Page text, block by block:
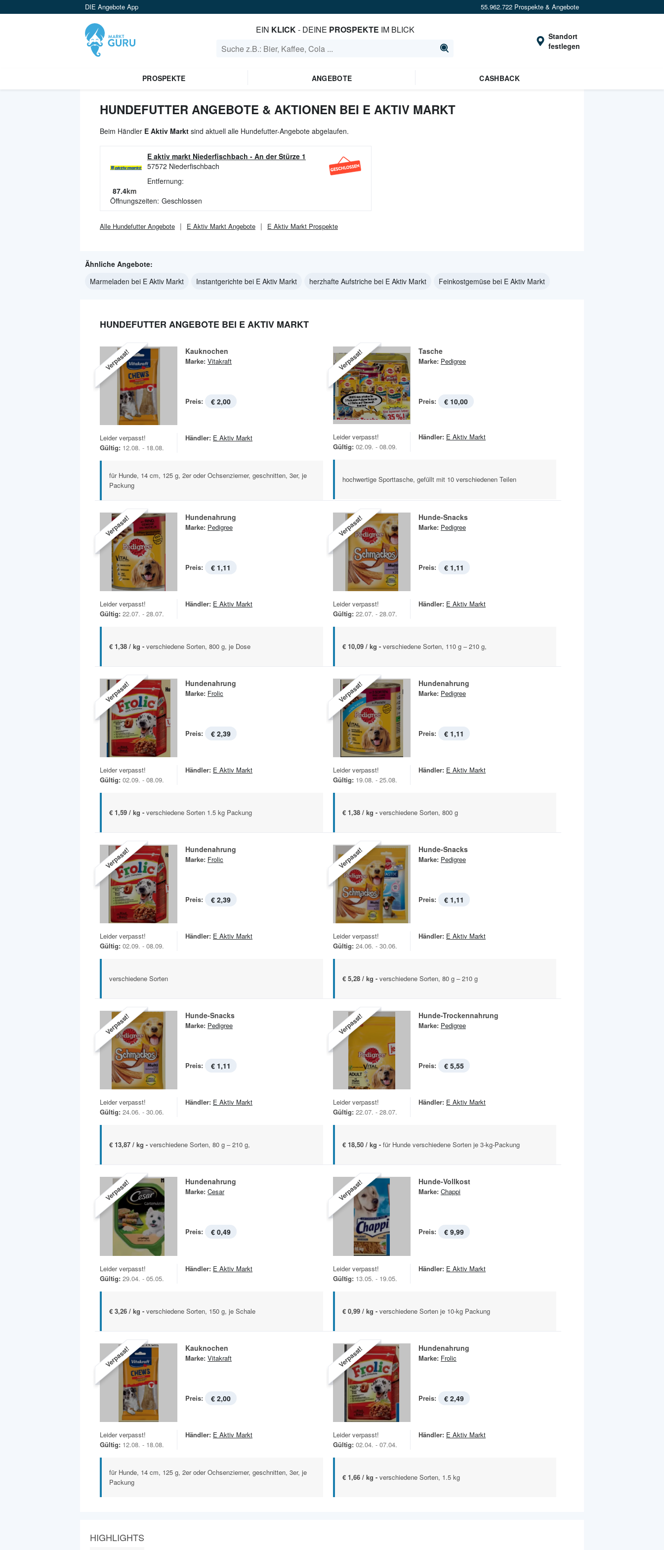
DIE Angebote App 55.962.722 Prospekte & Angebote
EIN KLICK- DEINE PROSPEKTE IM BLICK
Standort
festlegen
PROSPEKTE ANGEBOTE CASHBACK
HUNDEFUTTER ANGEBOTE & AKTIONEN BEI E AKTIV MARKT
Beim Händler E Aktiv Markt sind aktuell alle Hundefutter-Angebote abgelaufen.
E aktiv markt Niederfischbach - An der Stürze 1
57572 Niederfischbach
Entfernung:
87.4km
Öffnungszeiten: Geschlossen
Alle HundefutterAngebote E Aktiv Markt Angebote E Aktiv Markt Prospekte
Ähnliche Angebote:
Marmeladen bei E Aktiv Markt
Instantgerichte bei E Aktiv Markt herzhafte Aufstriche bei E Aktiv Markt Feinkostgemüse bei E Aktiv Markt
HUNDEFUTTER ANGEBOTE BEI E AKTIV MARKT
Verpasst! Kauknochen
Marke: Vitakraft
Preis: € 2,00
Leider verpasst!
Gültig: 12.08. - 18.08.
Händler: E Aktiv Markt
für Hunde, 14 cm, 125 g, 2er oder Ochsenziemer, geschnitten, 3er, je
Packung
Verpasst! Tasche
Marke: Pedigree
Preis: € 10,00
Leider verpasst!
Gültig: 02.09. - 08.09.
Händler: E Aktiv Markt
hochwertige Sporttasche, gefüllt mit 10 verschiedenen Teilen
Verpasst! Hundenahrung
Marke: Pedigree
Preis: € 1,11
Leider verpasst!
Gültig: 22.07. - 28.07.
Händler: E Aktiv Markt
€ 1,38 / kg - verschiedene Sorten, 800 g, je Dose
Verpasst! Hunde-Snacks
Marke: Pedigree
Preis: € 1,11
Leider verpasst!
Gültig: 22.07. - 28.07.
Händler: E Aktiv Markt
€ 10,09 / kg - verschiedene Sorten, 110 g – 210 g,
Verpasst! Hundenahrung
Marke: Frolic
Preis: € 2,39
Leider verpasst!
Gültig: 02.09. - 08.09.
Händler: E Aktiv Markt
€ 1,59 / kg - verschiedene Sorten 1.5 kg Packung
Verpasst! Hundenahrung
Marke: Pedigree
Preis: € 1,11
Leider verpasst!
Gültig: 19.08. - 25.08.
Händler: E Aktiv Markt
€ 1,38 / kg - verschiedene Sorten, 800 g
Verpasst! Hundenahrung
Marke: Frolic
Preis: € 2,39
Leider verpasst!
Gültig: 02.09. - 08.09.
Händler: E Aktiv Markt
verschiedene Sorten
Verpasst! Hunde-Snacks
Marke: Pedigree
Preis: € 1,11
Leider verpasst!
Gültig: 24.06. - 30.06.
Händler: E Aktiv Markt
€ 5,28 / kg - verschiedene Sorten, 80 g – 210 g
Verpasst! Hunde-Snacks
Marke: Pedigree
Preis: € 1,11
Leider verpasst!
Gültig: 24.06. - 30.06.
Händler: E Aktiv Markt
€ 13,87 / kg - verschiedene Sorten, 80 g – 210 g,
Verpasst! Hunde-Trockennahrung
Marke: Pedigree
Preis: € 5,55
Leider verpasst!
Gültig: 22.07. - 28.07.
Händler: E Aktiv Markt
€ 18,50 / kg - für Hunde verschiedene Sorten je 3-kg-Packung
Verpasst! Hundenahrung
Marke: Cesar
Preis: € 0,49
Leider verpasst!
Gültig: 29.04. - 05.05.
Händler: E Aktiv Markt
€ 3,26 / kg - verschiedene Sorten, 150 g, je Schale
Verpasst! Hunde-Vollkost
Marke: Chappi
Preis: € 9,99
Leider verpasst!
Gültig: 13.05. - 19.05.
Händler: E Aktiv Markt
€ 0,99 / kg - verschiedene Sorten je 10-kg Packung
Verpasst! Kauknochen
Marke: Vitakraft
Preis: € 2,00
Leider verpasst!
Gültig: 12.08. - 18.08.
Händler: E Aktiv Markt
für Hunde, 14 cm, 125 g, 2er oder Ochsenziemer, geschnitten, 3er, je
Packung
Verpasst! Hundenahrung
Marke: Frolic
Preis: € 2,49
Leider verpasst!
Gültig: 02.04. - 07.04.
Händler: E Aktiv Markt
€ 1,66 / kg - verschiedene Sorten, 1.5 kg
HIGHLIGHTS